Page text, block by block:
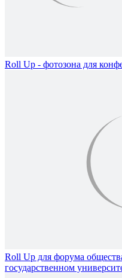
Roll Up - фотозона для
Roll Up для форума
государственном